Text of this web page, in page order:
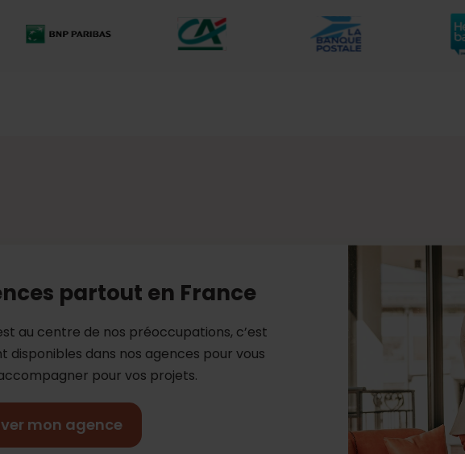
partout en France
au centre de nos préoccupations, c’est
disponibles dans nos agences pour vous
pour vos projets.
mon agence